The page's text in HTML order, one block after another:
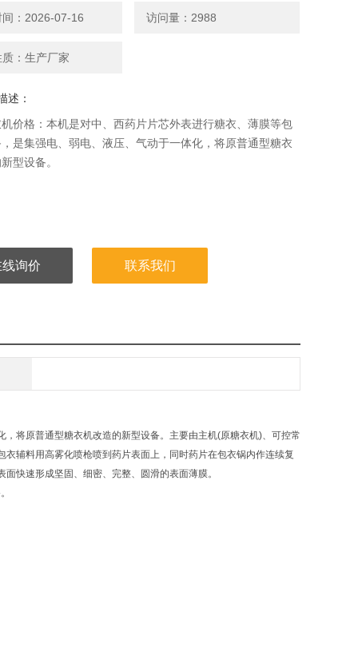
间：2026-07-16 访问量：2988
质：生产厂家
述：
价格：本机是对中、西药片片芯外表进行糖衣、薄膜等包
是集强电、弱电、液压、气动于一体化，将原普通型糖衣
型设备。
询价 联系我们
将原普通型糖衣机改造的新型设备。主要由主机(原糖衣机)、可控常
辅料用高雾化喷枪喷到药片表面上，同时药片在包衣锅内作连续复
快速形成坚固、细密、完整、圆滑的表面薄膜。